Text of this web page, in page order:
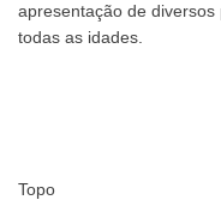
apresentação de
todas as idades.
Topo